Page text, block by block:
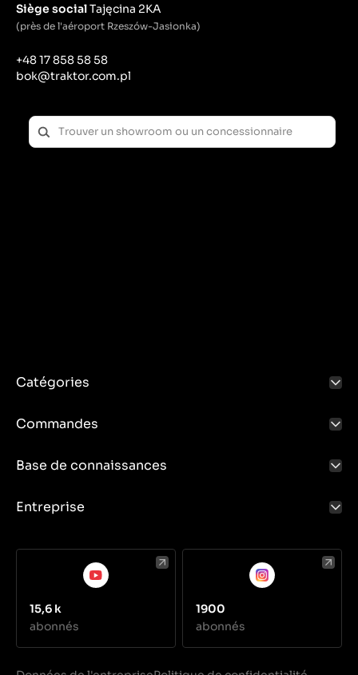
Siège socialTajęcina 2KA
(près de l'aéroport Rzeszów-Jasionka)
+48 17 858 58 58
bok@traktor.com.pl
Catégories
Commandes
Base de connaissances
Entreprise
15,6 k
abonnés
1900
abonnés